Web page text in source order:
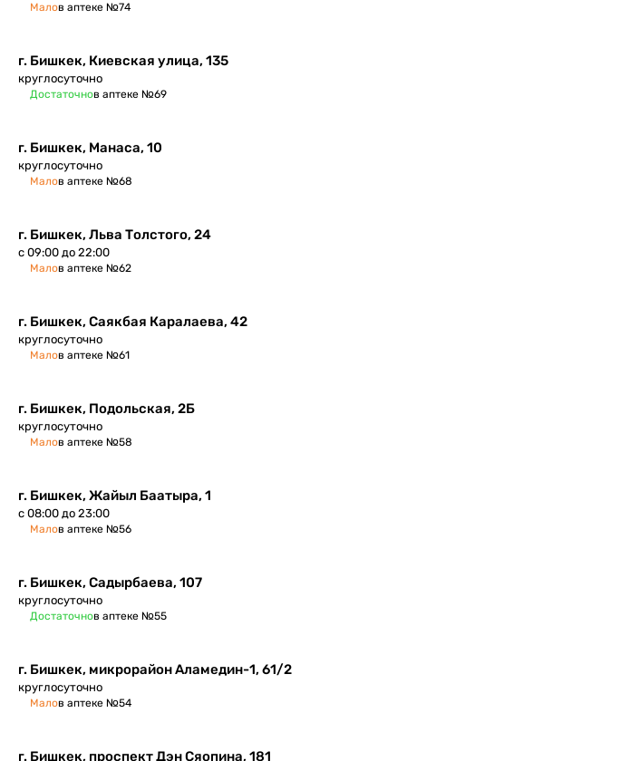
Малов аптеке №74
г. Бишкек, Киевская улица, 135
круглосуточно
Достаточнов аптеке №69
г. Бишкек, Манаса, 10
круглосуточно
Малов аптеке №68
г. Бишкек, ​Льва Толстого, 24
с 09:00 до 22:00
Малов аптеке №62
г. Бишкек, ​Саякбая Каралаева, 42
круглосуточно
Малов аптеке №61
г. Бишкек, Подольская, 2Б
круглосуточно
Малов аптеке №58
г. Бишкек​, Жайыл Баатыра, 1
с 08:00 до 23:00
Малов аптеке №56
г. Бишкек, ​Садырбаева, 107
круглосуточно
Достаточнов аптеке №55
г. Бишкек, микрорайон Аламедин-1, 61/2
круглосуточно
Малов аптеке №54
г. Бишкек, проспект Дэн Сяопина, 181